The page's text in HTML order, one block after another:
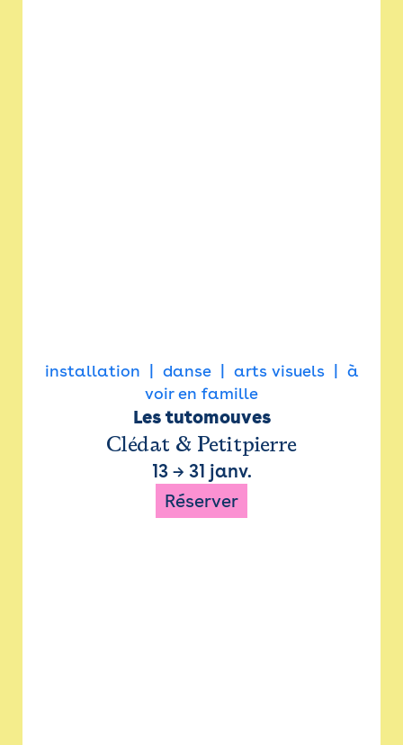
installation danse arts visuels
à
voir en famille
Les tutomouves
Clédat & Petitpierre
13→ 31 janv.
Réserver